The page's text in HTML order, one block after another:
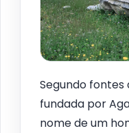
Segundo fontes
fundada por
nome de um